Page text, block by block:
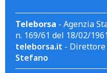
Teleborsa - Agenzia
n. 169/61 del 18/02/
teleborsa.it - Direttore
Stefano